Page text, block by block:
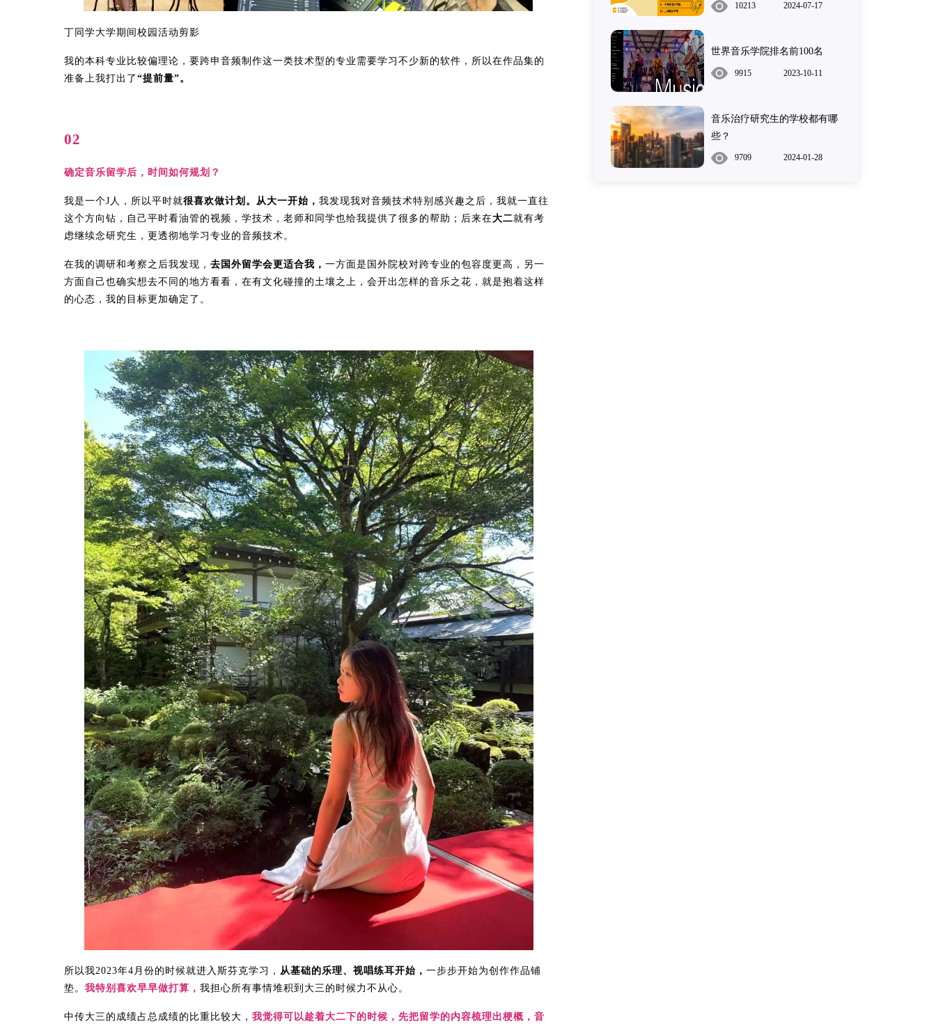
丁同学大学期间校园活动剪影
我的本科专业比较偏理论，要跨申音频制作这一类技术型的专业需要学习不少新的软件，所以在作品集的
准备上我打出了 “提前量”。
02
确定音乐留学后，时间如何规划？
我是一个J人，所以平时就很喜欢做计划。从大一开始， 我发现我对音频技术特别感兴趣之后，我就一直往
这个方向钻，自己平时看油管的视频，学技术，老师和同学也给我提供了很多的帮助；后来在大二就有考
虑继续念研究生，更透彻地学习专业的音频技术。
在我的调研和考察之后我发现， 去国外留学会更适合我， 一方面是国外院校对跨专业的包容度更高，另一
方面自己也确实想去不同的地方看看，在有文化碰撞的土壤之上，会开出怎样的音乐之花，就是抱着这样
的心态，我的目标更加确定了。
所以我2023年4月份的时候就进入斯芬克学习， 从基础的乐理、视唱练耳开始， 一步步开始为创作作品铺
垫。 我特别喜欢早早做打算， 我担心所有事情堆积到大三的时候力不从心。
中传大三的成绩占总成绩的比重比较大， 我觉得可以趁着大二下的时候，先把留学的内容梳理出梗概，音
10213 2024-07-17
世界音乐学院排名前100名
9915 2023-10-11
音乐治疗研究生的学校都有哪
些？
9709 2024-01-28